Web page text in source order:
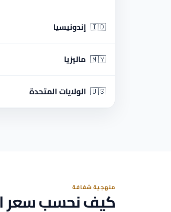
🇮🇩 إندونيسيا
🇲🇾 ماليزيا
🇺🇸 الولايات المتحدة
منهجية شفافة
كيف نحسب سعر